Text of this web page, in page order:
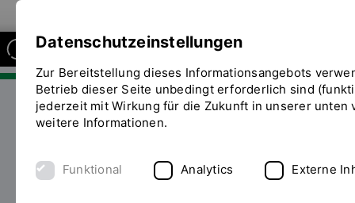
FAKULTÄT SOZIAL- UND
GESUNDHEITSWISSENSCHAFTEN
Sie
IST (Institut für Technikfolgenabschätzung)
Team
Sonja Haug
Publikationen
Datenschutzeinstellungen
Zur Bereitstellung dieses Informationsangebots
Betrieb dieser Seite unbedingt erforderlich sind
jederzeit mit Wirkung für die Zukunft in unserer
weitere Informationen.
Funktional Analytics Externe